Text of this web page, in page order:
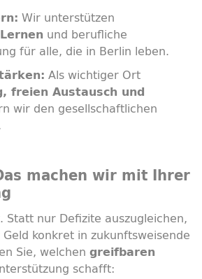
Wir unterstützen
und berufliche
für alle, die in Berlin leben.
Als wichtiger Ort
freien Austausch und
wir den gesellschaftlichen
machen wir mit Ihrer
Statt nur Defizite auszugleichen,
konkret in zukunftsweisende
Sie, welchen greifbaren
schafft: